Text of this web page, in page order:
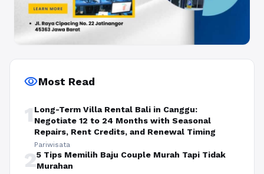
visibilityMost Read
1 Long-Term Villa Rental Bali in Canggu:
Negotiate 12 to 24 Months with Seasonal
Repairs, Rent Credits, and Renewal Timing
Pariwisata
25 Tips Memilih Baju Couple Murah Tapi Tidak
Murahan